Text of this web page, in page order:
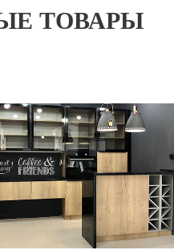
ТОВАРЫ